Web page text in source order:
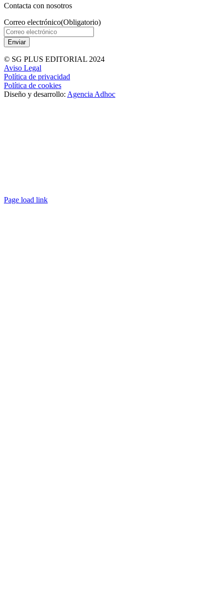
Contacta con nosotros
Correo electrónico(Obligatorio)
© SG PLUS EDITORIAL 2024
Aviso Legal
Política de privacidad
Política de cookies
Diseño y desarrollo: Agencia Adhoc
Page load link